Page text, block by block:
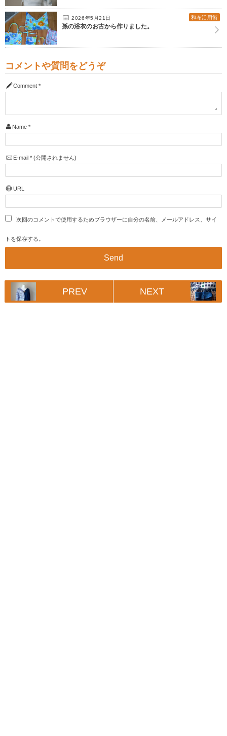
2026年5月21日 和布活用術
孫の浴衣のお古から作りました。
コメントや質問をどうぞ
Comment *
Name *
E-mail *(公開されません)
URL
次回のコメントで使用するためブラウザーに自分の名前、メールアドレス、サイ
トを保存する。
PREV NEXT